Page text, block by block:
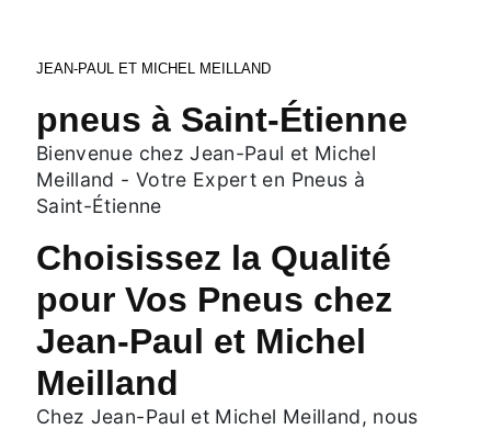
JEAN-PAUL ET MICHEL MEILLAND
pneus à Saint-Étienne
Bienvenue chez Jean-Paul et Michel
Meilland - Votre Expert en Pneus à
Saint-Étienne
Choisissez la Qualité
pour Vos Pneus chez
Jean-Paul et Michel
Meilland
Chez Jean-Paul et Michel Meilland, nous